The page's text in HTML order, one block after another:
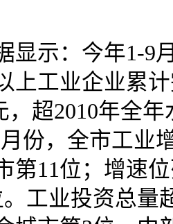
示：今年1-9
上工业企业累
，超2010年全
份，全市工业
第11位；增速
工业投资总量